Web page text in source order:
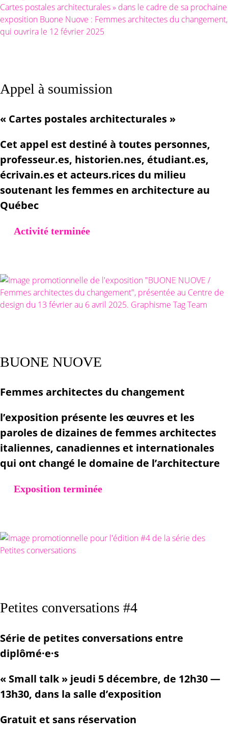
Appel à soumission
« Cartes postales architecturales »
Cet appel est destiné à toutes personnes,
professeur.es, historien.nes, étudiant.es,
écrivain.es et acteurs.rices du milieu
soutenant les femmes en architecture au
Québec
Activité terminée
BUONE NUOVE
Femmes architectes du changement
l’exposition présente les œuvres et les
paroles de dizaines de femmes architectes
italiennes, canadiennes et internationales
qui ont changé le domaine de l’architecture
Exposition terminée
Petites conversations #4
Série de petites conversations entre
diplômé·e·s
« Small talk » jeudi 5 décembre, de 12h30 —
13h30, dans la salle d’exposition
Gratuit et sans réservation